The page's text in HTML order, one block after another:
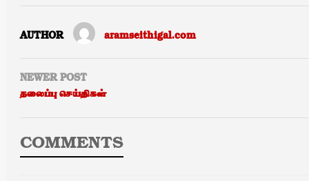
AUTHOR aramseithigal.com
NEWER POST
தலைப்பு செய்திகள்
COMMENTS